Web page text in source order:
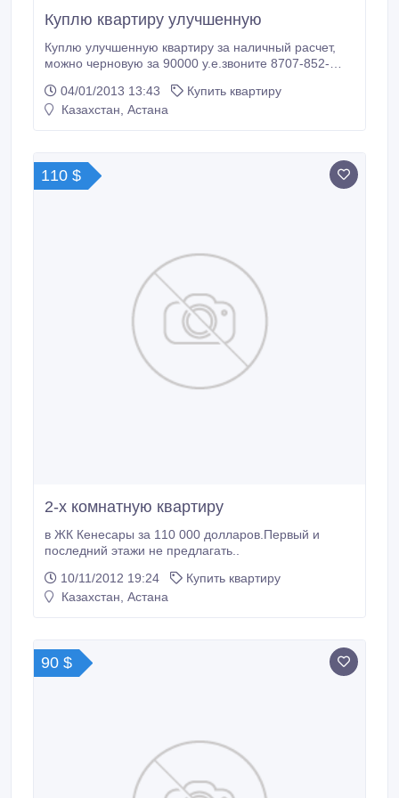
Куплю квартиру улучшенную
Куплю улучшенную квартиру за наличный расчет,
можно черновую за 90000 у.е.звоните 8707-852-
04/01/2013 13:43
Купить квартиру
Казахстан, Астана
110 $
2-х комнатную квартиру
в ЖК Кенесары за 110 000 долларов.Первый и
последний этажи не предлагать..
10/11/2012 19:24
Купить квартиру
Казахстан, Астана
90 $